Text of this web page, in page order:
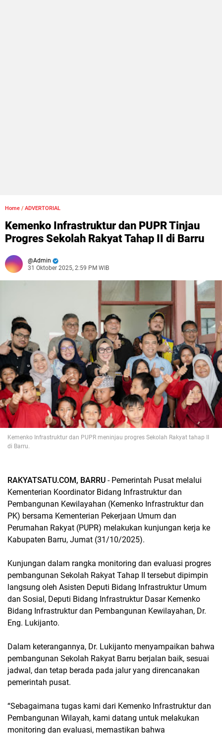
Home / ADVERTORIAL
Kemenko Infrastruktur dan PUPR Tinjau
Progres Sekolah Rakyat Tahap II di Barru
Admin
31 Oktober 2025, 2:59 PM WIB
Kemenko Infrastruktur dan PUPR meninjau progres Sekolah Rakyat tahap II
di Barru.
RAKYATSATU.COM, BARRU - Pemerintah Pusat melalui
Kementerian Koordinator Bidang Infrastruktur dan
Pembangunan Kewilayahan (Kemenko Infrastruktur dan
PK) bersama Kementerian Pekerjaan Umum dan
Perumahan Rakyat (PUPR) melakukan kunjungan kerja ke
Kabupaten Barru, Jumat (31/10/2025).
Kunjungan dalam rangka monitoring dan evaluasi progres
pembangunan Sekolah Rakyat Tahap II tersebut dipimpin
langsung oleh Asisten Deputi Bidang Infrastruktur Umum
dan Sosial, Deputi Bidang Infrastruktur Dasar Kemenko
Bidang Infrastruktur dan Pembangunan Kewilayahan, Dr.
Eng. Lukijanto.
Dalam keterangannya, Dr. Lukijanto menyampaikan bahwa
pembangunan Sekolah Rakyat Barru berjalan baik, sesuai
jadwal, dan tetap berada pada jalur yang direncanakan
pemerintah pusat.
“Sebagaimana tugas kami dari Kemenko Infrastruktur dan
Pembangunan Wilayah, kami datang untuk melakukan
monitoring dan evaluasi, memastikan bahwa